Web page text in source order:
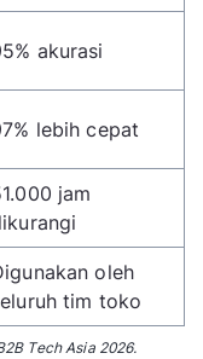
akurasi
lebih cepat
jam
oleh
tim toko
Tech Asia 2026.